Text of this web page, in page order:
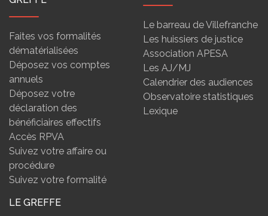
Faites vos formalités
dématérialisées
Déposez vos comptes
annuels
Déposez votre
déclaration des
bénéficiaires effectifs
Accès RPVA
Suivez votre affaire ou
procédure
Suivez votre formalité
Le barreau de Villefranche
Les huissiers de justice
Association APESA
Les AJ/MJ
Calendrier des audiences
Observatoire statistiques
Lexique
LE GREFFE